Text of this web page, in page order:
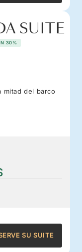
SUITE
30%
mitad del barco
SU SUITE